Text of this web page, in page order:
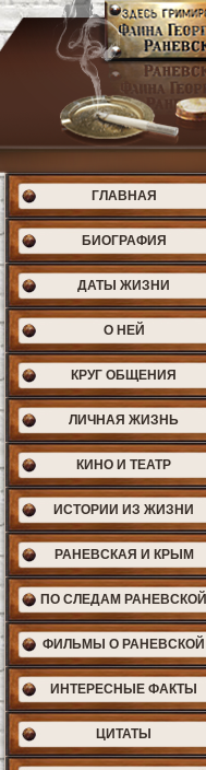
ГЛАВНАЯ
БИОГРАФИЯ
ДАТЫ ЖИЗНИ
О НЕЙ
КРУГ ОБЩЕНИЯ
ЛИЧНАЯ ЖИЗНЬ
КИНО И ТЕАТР
ИСТОРИИ ИЗ ЖИЗНИ
РАНЕВСКАЯ И КРЫМ
ПО СЛЕДАМ РАНЕВСКОЙ
ФИЛЬМЫ О РАНЕВСКОЙ
ИНТЕРЕСНЫЕ ФАКТЫ
ЦИТАТЫ